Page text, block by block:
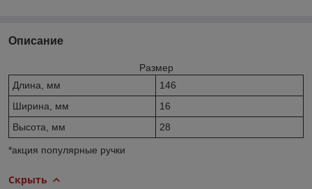
Описание
Размер
Длина, мм
146
Ширина, мм
16
Высота, мм
28
*акция популярные ручки
Скрыть